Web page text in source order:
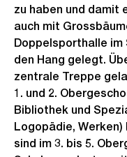
zu haben und damit
auch mit
Doppelsporthalle im
den Hang gelegt.
zentrale Treppe
1. und 2.
Bibliothek und
Logopädie, Werken)
sind im 3. bis 5.